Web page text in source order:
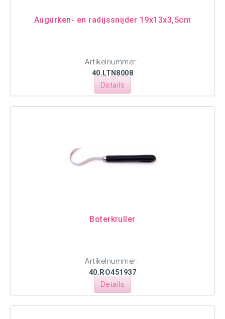
Augurken- en radijssnijder 19x13x3,5cm
Artikelnummer:
40.LTN8008
Details
Boterkruller
Artikelnummer:
40.RO451937
Details